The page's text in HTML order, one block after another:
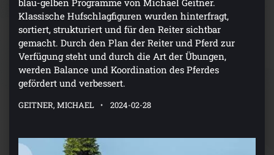
blau-gelben Programme von Michael Geitner.
Klassische Hufschlagfiguren wurden hinterfragt,
sortiert, strukturiert und für den Reiter sichtbar
gemacht. Durch den Plan der Reiter und Pferd zur
Verfügung steht und durch die Art der Übungen,
werden Balance und Koordination des Pferdes
gefördert und verbessert.
GEITNER, MICHAEL 2024-02-28